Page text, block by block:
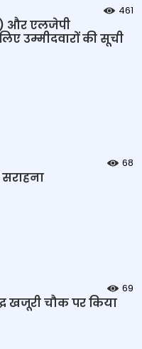
461
और एलजेपी
उम्मीदवारों की सूची
68
69
खजूरी चौक पर किया